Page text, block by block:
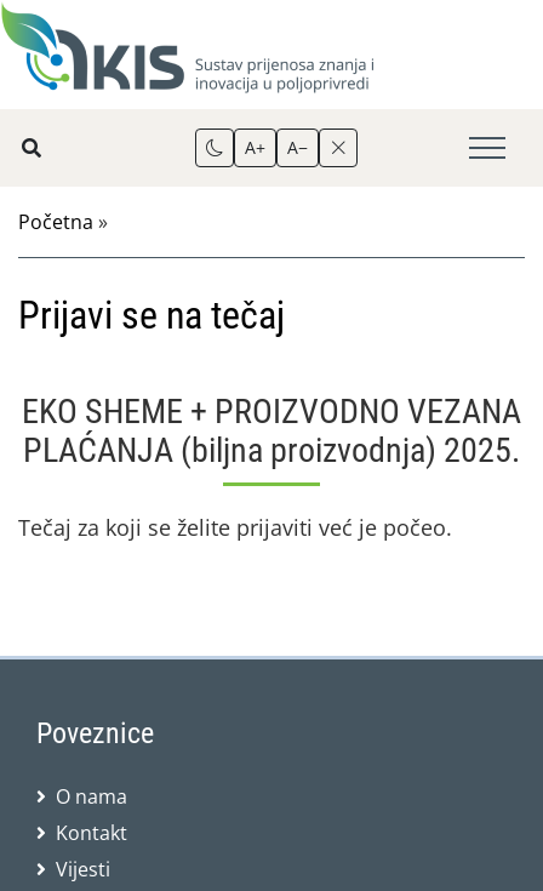
A+ A−
Početna »
Prijavi se na tečaj
EKO SHEME + PROIZVODNO VEZANA
PLAĆANJA (biljna proizvodnja) 2025.
Tečaj za koji se želite prijaviti već je počeo.
Poveznice
O nama
Kontakt
Vijesti